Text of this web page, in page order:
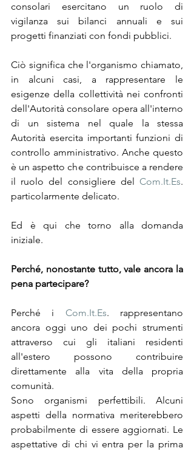
consolari esercitano un ruolo di
vigilanza sui bilanci annuali e sui
progetti finanziati con fondi pubblici.
Ciò significa che l'organismo chiamato,
in alcuni casi, a rappresentare le
esigenze della collettività nei confronti
dell'Autorità consolare opera all'interno
di un sistema nel quale la stessa
Autorità esercita importanti funzioni di
controllo amministrativo. Anche questo
è un aspetto che contribuisce a rendere
il ruolo del consigliere del Com.It.Es.
particolarmente delicato.
Ed è qui che torno alla domanda
iniziale.
Perché, nonostante tutto, vale ancora la
pena partecipare?
Perché i Com.It.Es. rappresentano
ancora oggi uno dei pochi strumenti
attraverso cui gli italiani residenti
all'estero possono contribuire
direttamente alla vita della propria
comunità.
Sono organismi perfettibili. Alcuni
aspetti della normativa meriterebbero
probabilmente di essere aggiornati. Le
aspettative di chi vi entra per la prima